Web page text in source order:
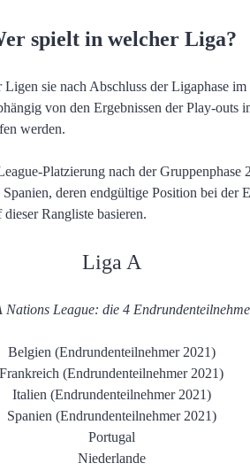
spielt in welcher Liga?
sie nach Abschluss der Ligaphase
von den Ergebnissen der Play-outs
werden.
Platzierung nach der Gruppenphase
deren endgültige Position bei der
Rangliste basieren.
Liga A
Nations League: die 4
Belgien (Endrundenteilnehmer 2021)
Frankreich (Endrundenteilnehmer 2021)
Italien (Endrundenteilnehmer 2021)
Spanien (Endrundenteilnehmer 2021)
Portugal
Niederlande